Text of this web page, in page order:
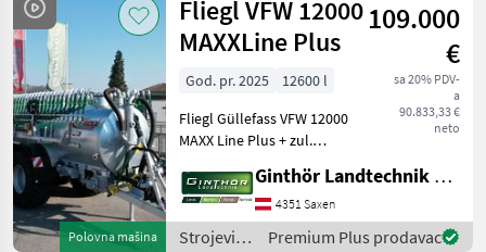
đubrenje,
gnojenje i
navodnjavanje
/ Fliegl
Polovna mašina
Fliegl VFW 12000
MAXXLine Plus
109.000
€
sa 20% PDV-
a
90.833,33 €
neto
God. pr. 2025
12600 l
Fliegl Güllefass VFW 12000
MAXX Line Plus + zul.
Untenanhängung +
Kugelkopf K80 (am Bild
nicht montiert) +
Ginthör Landtechnik GmbH
4351 Saxen
Strojevi
Premium Plus prodavac